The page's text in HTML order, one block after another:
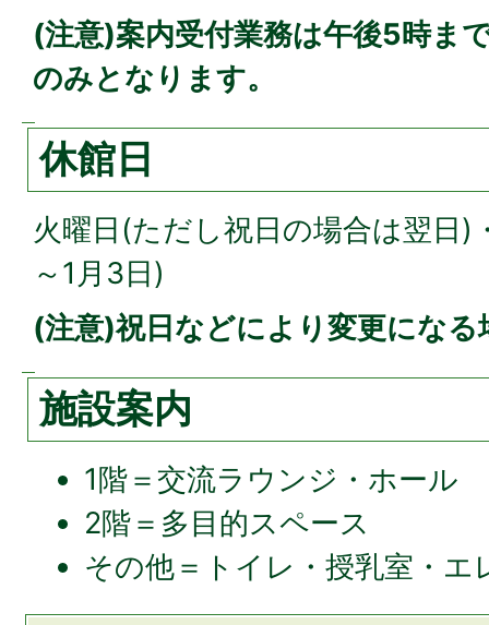
(注意)案内受付業務は午後5時ま
のみとなります。
休館日
火曜日(ただし祝日の場合は翌日)
～1月3日)
(注意)祝日などにより変更にな
施設案内
1階＝交流ラウンジ・ホール
2階＝多目的スペース
その他＝トイレ・授乳室・エ